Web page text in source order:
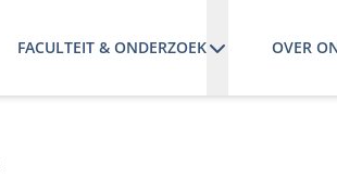
FACULTEIT & ONDERZOEK OVER